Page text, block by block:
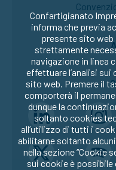
Confartigianato
informa che previa
presente sito
strettamente
navigazione in linea
effettuare l’analisi
sito web. Premere il
comporterà il
dunque la
soltanto cookies
all’utilizzo di tutti i
abilitarne soltanto
nella sezione “Cookie
sui cookie è possibile